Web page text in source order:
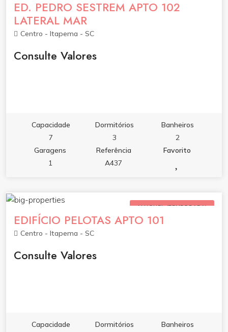
ED. PEDRO SESTREM APTO 102
LATERAL MAR
Centro - Itapema - SC
Consulte Valores
Capacidade
7
Dormitórios
3
Banheiros
2
Garagens
1
Referência
A437
Favorito
ALUGUEL (TEMPORADA)
EDIFÍCIO PELOTAS APTO 101
Centro - Itapema - SC
Consulte Valores
Capacidade
Dormitórios
Banheiros